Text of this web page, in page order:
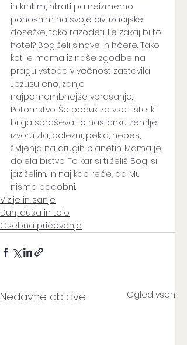
in krhkim, hkrati pa neizmerno
ponosnim na svoje civilizacijske
dosežke, tako razodeti. Le zakaj bi to
hotel? Bog želi sinove in hčere. Tako
kot je mama iz naše zgodbe na
pragu vstopa v večnost zastavila
Jezusu eno, zanjo
najpomembnejše vprašanje.
Potomstvo. Še poduk za vse tiste, ki
bi ga spraševali o nastanku zemlje,
izvoru zla, bolezni, pekla, nebes,
življenja na drugih planetih. Mama je
dojela bistvo. To kar si ti želiš Bog, si
jaz želim. In naj kdo reče, da Mu
nismo podobni.
Vizije in sanje
Duh, duša in telo
Osebna pričevanja
Nedavne objave Ogled vseh